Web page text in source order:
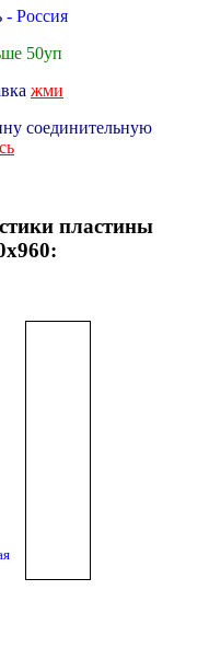
- Россия
50уп
жми
соединительную
пластины